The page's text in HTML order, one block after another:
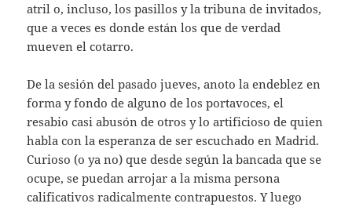
atril o, incluso, los pasillos y la tribuna de invitados,
que a veces es donde están los que de verdad
mueven el cotarro.
De la sesión del pasado jueves, anoto la endeblez en
forma y fondo de alguno de los portavoces, el
resabio casi abusón de otros y lo artificioso de quien
habla con la esperanza de ser escuchado en Madrid.
Curioso (o ya no) que desde según la bancada que se
ocupe, se puedan arrojar a la misma persona
calificativos radicalmente contrapuestos. Y luego